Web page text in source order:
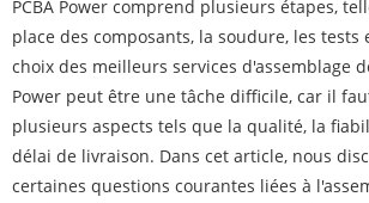
PCBA Power comprend plusieurs étapes,
place des composants, la soudure, les tests
choix des meilleurs services d'assemblage
Power peut être une tâche difficile, car il
plusieurs aspects tels que la qualité, la
délai de livraison. Dans cet article, nous
certaines questions courantes liées à